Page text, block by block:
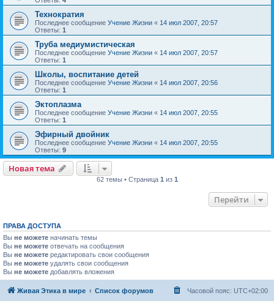
Технократия
Последнее сообщение Учение Жизни « 14 июл 2007, 20:57
Ответы: 1
Труба медиумистическая
Последнее сообщение Учение Жизни « 14 июл 2007, 20:57
Ответы: 1
Школы, воспитание детей
Последнее сообщение Учение Жизни « 14 июл 2007, 20:56
Ответы: 1
Эктоплазма
Последнее сообщение Учение Жизни « 14 июл 2007, 20:55
Ответы: 1
Эфирный двойник
Последнее сообщение Учение Жизни « 14 июл 2007, 20:55
Ответы: 9
Новая тема
62 темы • Страница 1 из 1
Перейти
ПРАВА ДОСТУПА
Вы не можете начинать темы
Вы не можете отвечать на сообщения
Вы не можете редактировать свои сообщения
Вы не можете удалять свои сообщения
Вы не можете добавлять вложения
Живая Этика в мире Список форумов Часовой пояс: UTC+02:00